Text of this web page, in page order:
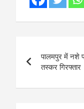
navigation
पालमपुर में नशे
तस्कर गिरफ्तार